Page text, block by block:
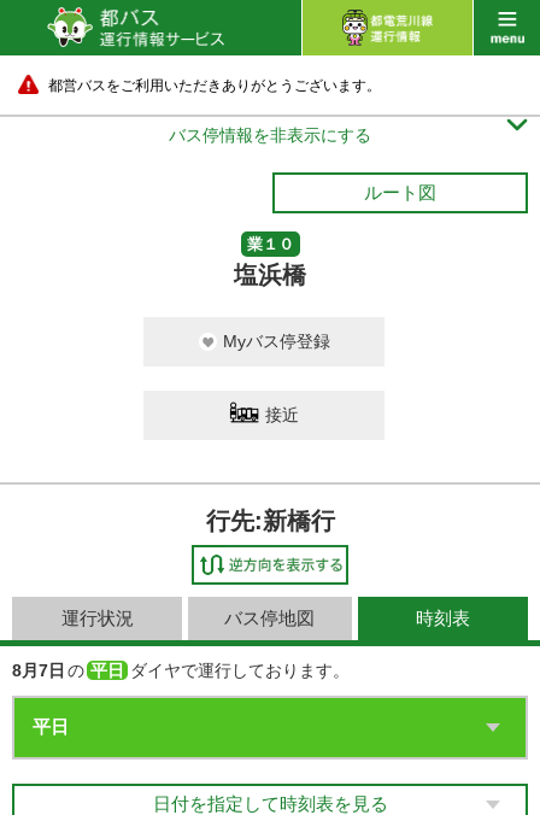
都営バスをご利用いただきありがとうございます。
バス停情報を非表示にする 
ルート図
業１０
塩浜橋
Myバス停登録
接近
行先:新橋行
運行状況 バス停地図 時刻表
8月7日 の 平日 ダイヤで運行しております。
日付を指定して時刻表を見る